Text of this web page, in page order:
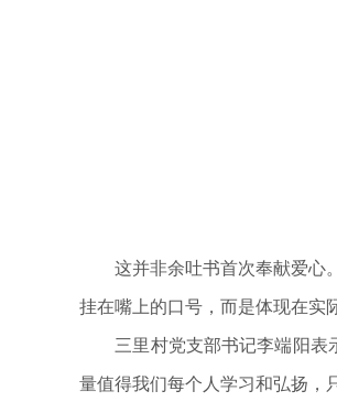
这并非余吐书首次奉献爱心。
挂在嘴上的口号，而是体现在实
三里村党支部书记李端阳表示
量值得我们每个人学习和弘扬，